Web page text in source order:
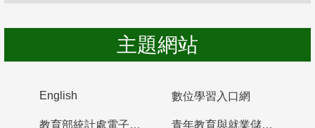
主題網站
English 數位學習入口網
教育部統計處電子書櫃 青年教育與就業儲蓄帳戶